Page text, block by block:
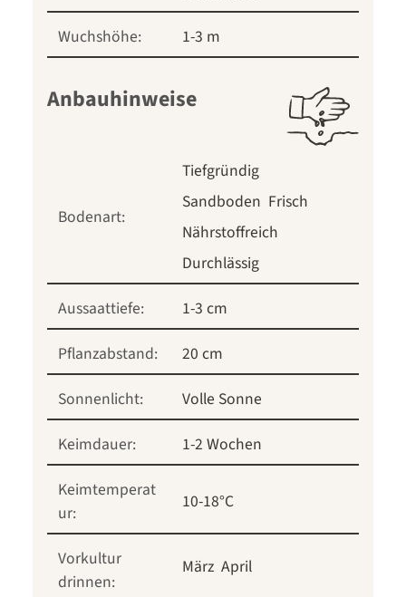
Wuchshöhe:
1-3 m
Anbauhinweise
Bodenart:
Tiefgründig
Sandboden Frisch
Nährstoffreich
Durchlässig
Aussaattiefe:
1-3 cm
Pflanzabstand:
20 cm
Sonnenlicht:
Volle Sonne
Keimdauer:
1-2 Wochen
Keimtemperat
ur:
10-18°C
Vorkultur
drinnen:
März April